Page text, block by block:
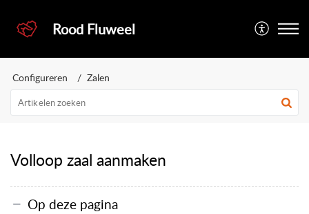
Rood Fluweel
Configureren Zalen
Volloop zaal aanmaken
Op deze pagina